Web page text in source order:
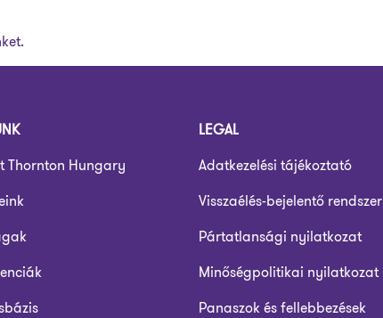
Thornton Hungary
LEGAL
Adatkezelési tájékoztató
Visszaélés-bejelentő rendszer
Pártatlansági nyilatkozat
Minőségpolitikai nyilatkozat
Panaszok és fellebbezések